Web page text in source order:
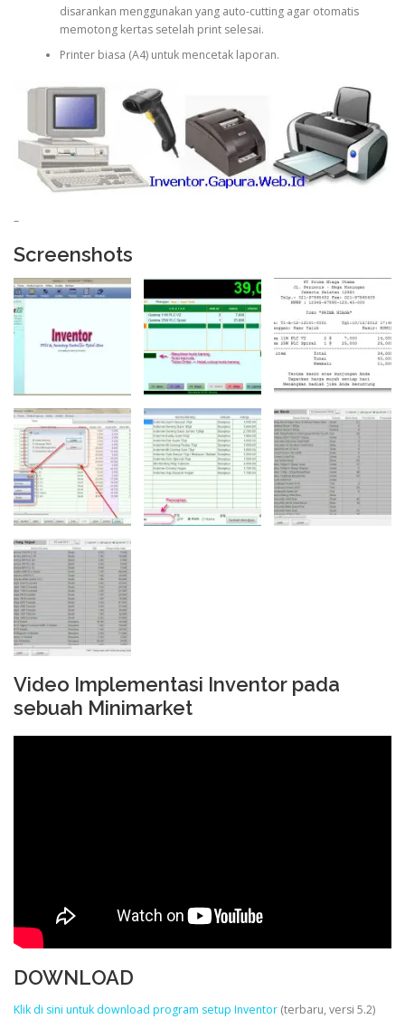
disarankan menggunakan yang auto-cutting agar otomatis
memotong kertas setelah print selesai.
Printer biasa (A4) untuk mencetak laporan.
–
Screenshots
Video Implementasi Inventor pada
sebuah Minimarket
DOWNLOAD
Klik di sini untuk download program setup Inventor (terbaru, versi 5.2)